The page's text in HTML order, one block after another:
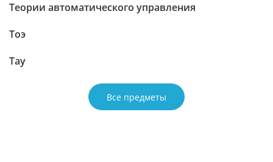
Теории автоматического управления
Тоэ
Тау
Все предметы